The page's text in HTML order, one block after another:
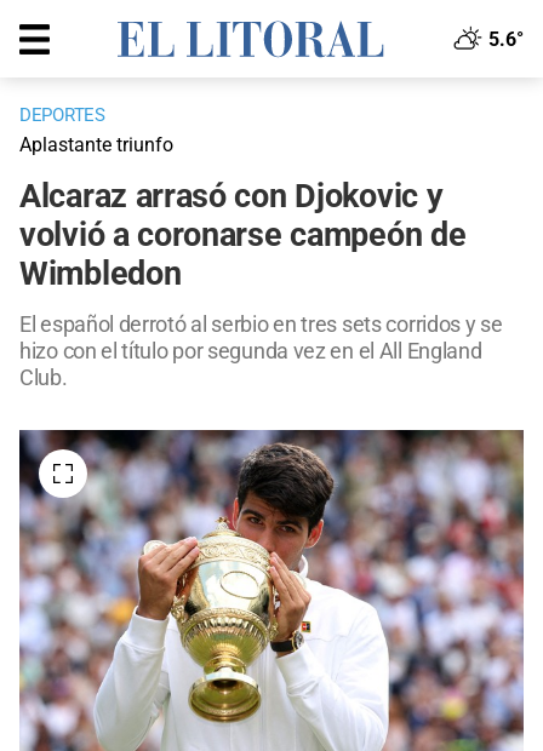
5.6°
DEPORTES
Aplastante triunfo
Alcaraz arrasó con Djokovic y
volvió a coronarse campeón de
Wimbledon
El español derrotó al serbio en tres sets corridos y se
hizo con el título por segunda vez en el All England
Club.